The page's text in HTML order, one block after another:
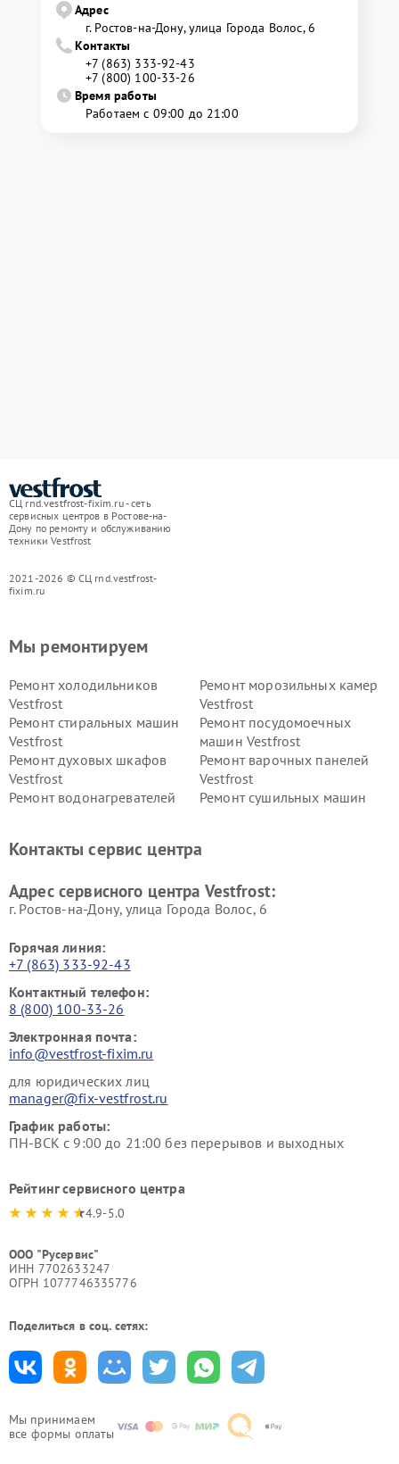
Адрес
г. Ростов-на-Дону, улица Города Волос, 6
Контакты
+7 (863) 333-92-43
+7 (800) 100-33-26
Время работы
Работаем с 09:00 до 21:00
СЦ rnd.vestfrost-fixim.ru - сеть
сервисных центров в Ростове-на-
Дону по ремонту и обслуживанию
техники Vestfrost
2021-2026 © СЦ rnd.vestfrost-
fixim.ru
Мы принимаем
все формы оплаты
Мы ремонтируем
Ремонт холодильников
Vestfrost
Ремонт морозильных камер
Vestfrost
Ремонт стиральных машин
Vestfrost
Ремонт посудомоечных
машин Vestfrost
Ремонт духовых шкафов
Vestfrost
Ремонт варочных панелей
Vestfrost
Ремонт водонагревателей
Ремонт сушильных машин
Vestfrost
Контакты сервис центра
Адрес сервисного центра Vestfrost:
г. Ростов-на-Дону, улица Города Волос, 6
Горячая линия:
+7 (863) 333-92-43
Контактный телефон:
8 (800) 100-33-26
Электронная почта:
info@vestfrost-fixim.ru
для юридических лиц
manager@fix-vestfrost.ru
График работы:
ПН-ВСК с 9:00 до 21:00 без перерывов и выходных
Рейтинг сервисного центра
4.9-5.0
ООО "Русервис"
ИНН 7702633247
ОГРН 1077746335776
Поделиться в соц. сетях: